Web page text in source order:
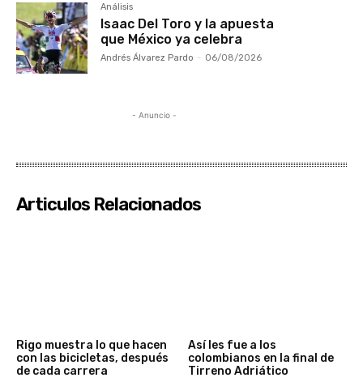
Análisis
Isaac Del Toro y la apuesta
que México ya celebra
Andrés Álvarez Pardo - 06/08/2026
- Anuncio -
Articulos Relacionados
Rigo muestra lo que hacen
con las bicicletas, después
de cada carrera
Así les fue a los
colombianos en la final de
Tirreno Adriático